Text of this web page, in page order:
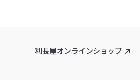
利長屋オンラインショップ